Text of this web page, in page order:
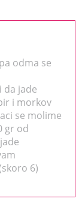
odma se
da jade
i morkov
se molime
gr od
6)